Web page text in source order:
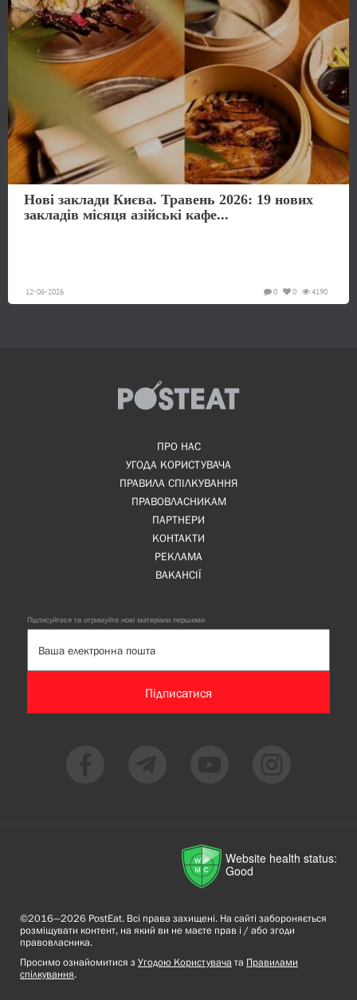
Нові заклади Києва. Травень 2026: 19 нових
закладів місяця азійські кафе...
12-06-2026 4190
0
0
ПРО НАС
УГОДА КОРИСТУВАЧА
ПРАВИЛА СПІЛКУВАННЯ
ПРАВОВЛАСНИКАМ
ПАРТНЕРИ
КОНТАКТИ
РЕКЛАМА
ВАКАНСІЇ
Підписуйтеся та отримуйте нові матеріали першими
Підписатися
Website health status:
Good
©2016—2026 PostEat. Всі права захищені. На сайті забороняється
розміщувати контент, на який ви не маєте прав і / або згоди
правовласника.
Просимо ознайомитися з Угодою Користувача та Правилами
спілкування.